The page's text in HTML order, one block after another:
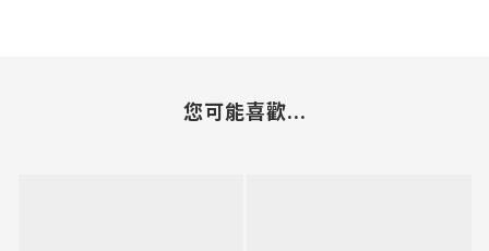
您可能喜歡...